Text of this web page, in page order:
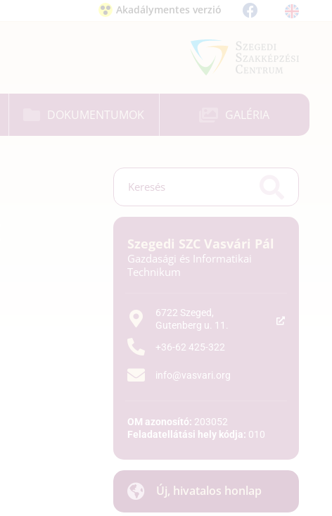
Akadálymentes verzió
DOKUMENTUMOK GALÉRIA
Szegedi SZC Vasvári Pál
Gazdasági és Informatikai
Technikum
6722 Szeged,
Gutenberg u. 11.
+36-62 425-322
info@vasvari.org
OM azonosító: 203052
Feladatellátási hely kódja: 010
Új, hivatalos honlap